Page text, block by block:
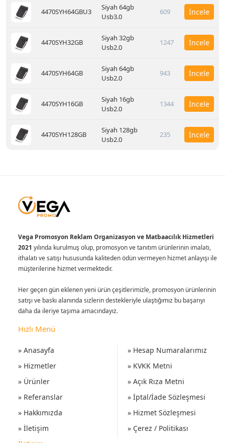
4470SYH64GBU3
Siyah 64gb
Usb3.0
609 İncele
4470SYH32GB
Siyah 32gb
Usb2.0
1247 İncele
4470SYH64GB
Siyah 64gb
Usb2.0
943 İncele
4470SYH16GB
Siyah 16gb
Usb2.0
1344 İncele
4470SYH128GB
Siyah 128gb
Usb2.0
235 İncele
Vega Promosyon Reklam Organizasyon ve Matbaacılık Hizmetleri
2021 yılında kurulmuş olup, promosyon ve tanıtım ürünlerinin imalatı,
ithalatı ve satışı hususunda kaliteden ödün vermeyen hizmet anlayışı ile
müşterilerine hizmet vermektedir.
Her geçen gün eklenen yeni ürün çeşitlerimizle, promosyon ürünlerinin
satışı ve baskı alanında sizlerin destekleriyle ulaştığımız bu başarıyı
daha da ileriye taşıma amacındayız.
Hızlı Menü
» Anasayfa
» Hizmetler
» Ürünler
» Referanslar
» Hakkımızda
» İletişim
» Hesap Numaralarımız
» KVKK Metni
» Açık Rıza Metni
» İptal/İade Sözleşmesi
» Hizmet Sözleşmesi
» Çerez / Politikası